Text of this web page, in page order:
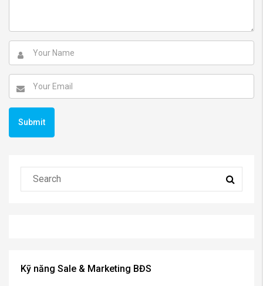
Kỹ năng Sale & Marketing BĐS